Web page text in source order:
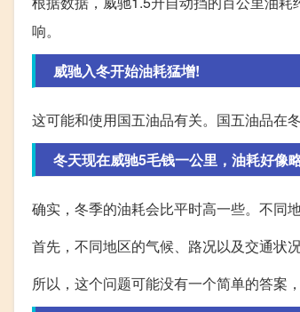
响。
威驰入冬开始油耗猛增!
这可能和使用国五油品有关。国五油品在
冬天现在威驰5毛钱一公里，油耗好像
确实，冬季的油耗会比平时高一些。不同
首先，不同地区的气候、路况以及交通状
所以，这个问题可能没有一个简单的答案